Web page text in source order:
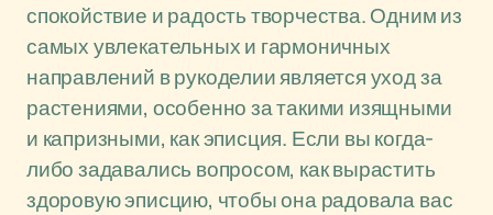
спокойствие и радость творчества. Одним из
самых увлекательных и гармоничных
направлений в рукоделии является уход за
растениями, особенно за такими изящными
и капризными, как эписция. Если вы когда-
либо задавались вопросом, как вырастить
здоровую эписцию, чтобы она радовала вас